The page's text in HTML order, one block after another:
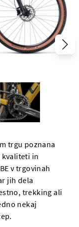
trgu poznana
in
v trgovinah
jih dela
trekking ali
nekaj